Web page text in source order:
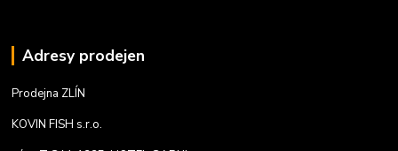
Adresy prodejen
Prodejna ZLÍN
KOVIN FISH s.r.o.